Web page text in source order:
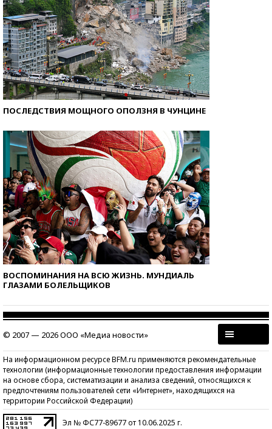
ПОСЛЕДСТВИЯ МОЩНОГО ОПОЛЗНЯ В ЧУНЦИНЕ
ВОСПОМИНАНИЯ НА ВСЮ ЖИЗНЬ. МУНДИАЛЬ
ГЛАЗАМИ БОЛЕЛЬЩИКОВ
© 2007 — 2026 ООО «Медиа новости»
На информационном ресурсе BFM.ru применяются рекомендательные
технологии (информационные технологии предоставления информации
на основе сбора, систематизации и анализа сведений, относящихся к
предпочтениям пользователей сети «Интернет», находящихся на
территории Российской Федерации)
Эл № ФС77-89677 от 10.06.2025 г.